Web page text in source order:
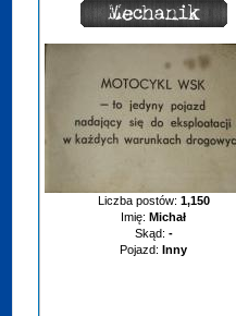
Liczba postów: 1,150
Imię: Michał
Skąd: -
Pojazd: Inny